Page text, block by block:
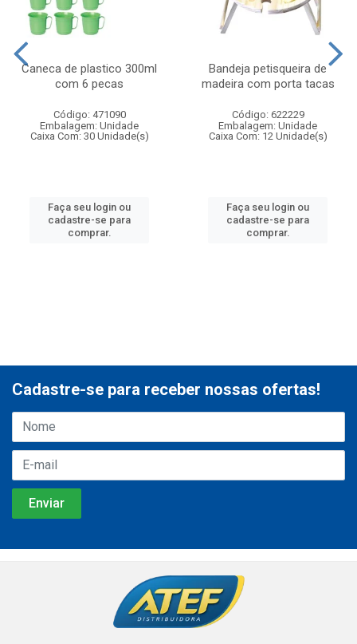
Caneca de plastico 300ml
com 6 pecas
Código: 471090
Embalagem: Unidade
Caixa Com: 30 Unidade(s)
Faça seu login ou
cadastre-se para
comprar.
Bandeja petisqueira de
madeira com porta tacas
Código: 622229
Embalagem: Unidade
Caixa Com: 12 Unidade(s)
Faça seu login ou
cadastre-se para
comprar.
Cadastre-se para receber nossas ofertas!